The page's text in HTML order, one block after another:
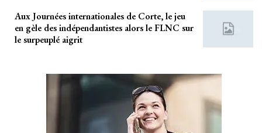
Aux Journées internationales de Corte, le jeu
en gèle des indépendantistes alors le FLNC sur
le surpeuplé aigrit